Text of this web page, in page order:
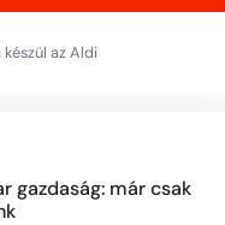
az Aldi
gazdaság: már csak